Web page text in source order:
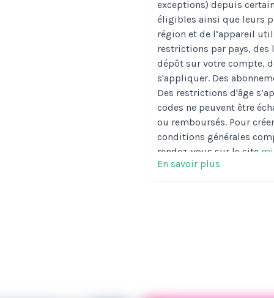
exceptions) depuis
éligibles ainsi que leurs
région et de l’appareil
restrictions par pays,
dépôt sur votre compte,
s'appliquer. Des
Des restrictions d'âge
codes ne peuvent être
ou remboursés. Pour
conditions générales
rendez-vous sur le site
la loi l’interdit ou
En savoir plus